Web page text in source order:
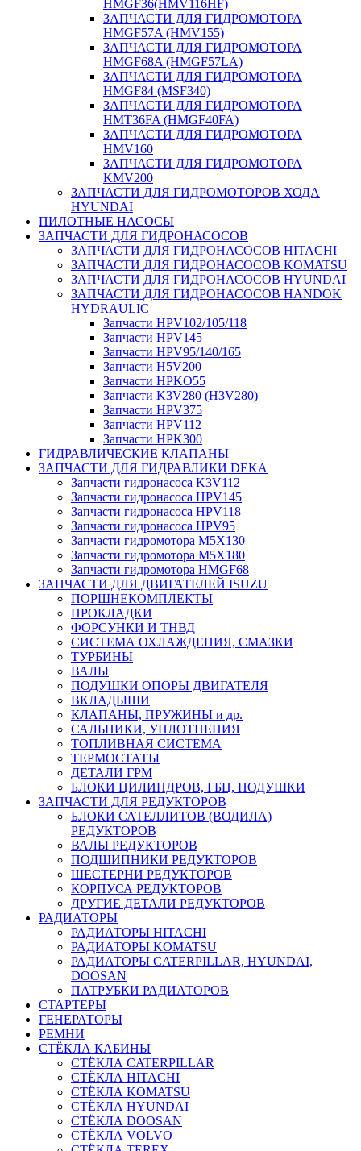
HMGF36(HMV116HF)
ЗАПЧАСТИ ДЛЯ ГИДРОМОТОРА
HMGF57A (HMV155)
ЗАПЧАСТИ ДЛЯ ГИДРОМОТОРА
HMGF68A (HMGF57LA)
ЗАПЧАСТИ ДЛЯ ГИДРОМОТОРА
HMGF84 (MSF340)
ЗАПЧАСТИ ДЛЯ ГИДРОМОТОРА
HMT36FA (HMGF40FA)
ЗАПЧАСТИ ДЛЯ ГИДРОМОТОРА
HMV160
ЗАПЧАСТИ ДЛЯ ГИДРОМОТОРА
KMV200
ЗАПЧАСТИ ДЛЯ ГИДРОМОТОРОВ ХОДА
HYUNDAI
ПИЛОТНЫЕ НАСОСЫ
ЗАПЧАСТИ ДЛЯ ГИДРОНАСОСОВ
ЗАПЧАСТИ ДЛЯ ГИДРОНАСОСОВ HITACHI
ЗАПЧАСТИ ДЛЯ ГИДРОНАСОСОВ KOMATSU
ЗАПЧАСТИ ДЛЯ ГИДРОНАСОСОВ HYUNDAI
ЗАПЧАСТИ ДЛЯ ГИДРОНАСОСОВ HANDOK
HYDRAULIC
Запчасти HPV102/105/118
Запчасти HPV145
Запчасти HPV95/140/165
Запчасти H5V200
Запчасти HPKO55
Запчасти K3V280 (H3V280)
Запчасти HPV375
Запчасти HPV112
Запчасти HPK300
ГИДРАВЛИЧЕСКИЕ КЛАПАНЫ
ЗАПЧАСТИ ДЛЯ ГИДРАВЛИКИ DEKA
Запчасти гидронасоса K3V112
Запчасти гидронасоса HPV145
Запчасти гидронасоса HPV118
Запчасти гидронасоса HPV95
Запчасти гидромотора M5X130
Запчасти гидромотора M5X180
Запчасти гидромотора HMGF68
ЗАПЧАСТИ ДЛЯ ДВИГАТЕЛЕЙ ISUZU
ПОРШНЕКОМПЛЕКТЫ
ПРОКЛАДКИ
ФОРСУНКИ И ТНВД
СИСТЕМА ОХЛАЖДЕНИЯ, СМАЗКИ
ТУРБИНЫ
ВАЛЫ
ПОДУШКИ ОПОРЫ ДВИГАТЕЛЯ
ВКЛАДЫШИ
КЛАПАНЫ, ПРУЖИНЫ и др.
САЛЬНИКИ, УПЛОТНЕНИЯ
ТОПЛИВНАЯ СИСТЕМА
ТЕРМОСТАТЫ
ДЕТАЛИ ГРМ
БЛОКИ ЦИЛИНДРОВ, ГБЦ, ПОДУШКИ
ЗАПЧАСТИ ДЛЯ РЕДУКТОРОВ
БЛОКИ САТЕЛЛИТОВ (ВОДИЛА)
РЕДУКТОРОВ
ВАЛЫ РЕДУКТОРОВ
ПОДШИПНИКИ РЕДУКТОРОВ
ШЕСТЕРНИ РЕДУКТОРОВ
КОРПУСА РЕДУКТОРОВ
ДРУГИЕ ДЕТАЛИ РЕДУКТОРОВ
РАДИАТОРЫ
РАДИАТОРЫ HITACHI
РАДИАТОРЫ KOMATSU
РАДИАТОРЫ CATERPILLAR, HYUNDAI,
DOOSAN
ПАТРУБКИ РАДИАТОРОВ
СТАРТЕРЫ
ГЕНЕРАТОРЫ
РЕМНИ
СТЁКЛА КАБИНЫ
СТЁКЛА CATERPILLAR
СТЁКЛА HITACHI
СТЁКЛА KOMATSU
СТЁКЛА HYUNDAI
СТЁКЛА DOOSAN
СТЁКЛА VOLVO